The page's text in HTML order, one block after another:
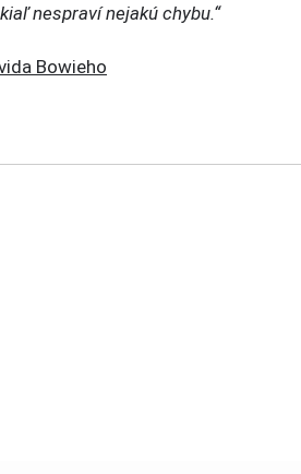
nespraví nejakú chybu.“